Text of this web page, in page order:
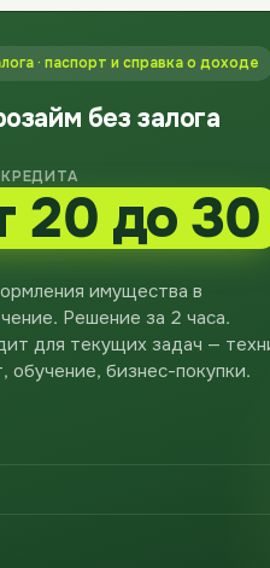
· паспорт и справка о доходе
без залога
20 до 30
имущества в
Решение за 2 часа.
для текущих задач —
обучение, бизнес-покупки.